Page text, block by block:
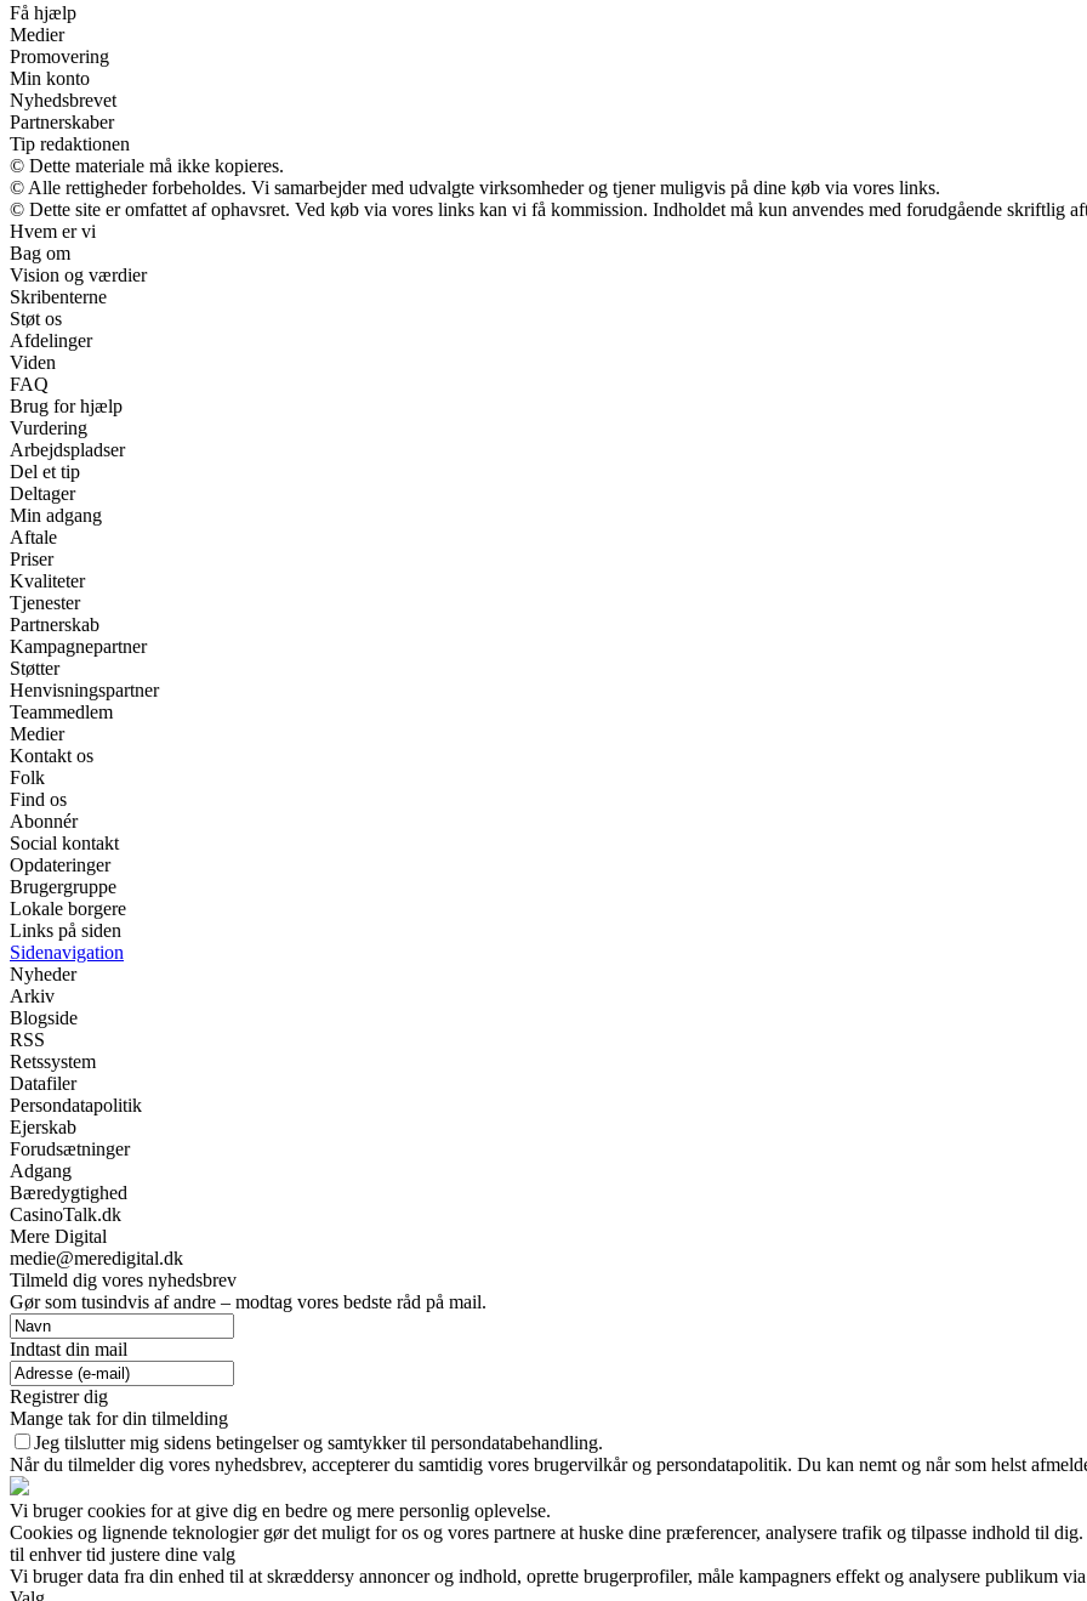
Få hjælp
Medier
Promovering
Min konto
Nyhedsbrevet
Partnerskaber
Tip redaktionen
© Dette materiale må ikke kopieres.
© Alle rettigheder forbeholdes. Vi samarbejder med udvalgte virksomheder og tjener muligvis på dine køb via vores links.
© Dette site er omfattet af ophavsret. Ved køb via vores links kan vi få kommission. Indholdet må kun anvendes med forudgående skriftlig
Hvem er vi
Bag om
Vision og værdier
Skribenterne
Støt os
Afdelinger
Viden
FAQ
Brug for hjælp
Vurdering
Arbejdspladser
Del et tip
Deltager
Min adgang
Aftale
Priser
Kvaliteter
Tjenester
Partnerskab
Kampagnepartner
Støtter
Henvisningspartner
Teammedlem
Medier
Kontakt os
Folk
Find os
Abonnér
Social kontakt
Opdateringer
Brugergruppe
Lokale borgere
Links på siden
Sidenavigation
Nyheder
Arkiv
Blogside
RSS
Retssystem
Datafiler
Persondatapolitik
Ejerskab
Forudsætninger
Adgang
Bæredygtighed
CasinoTalk.dk
Mere Digital
medie@meredigital.dk
Tilmeld dig vores nyhedsbrev
Gør som tusindvis af andre – modtag vores bedste råd på mail.
Indtast din mail
Registrer dig
Mange tak for din tilmelding
Jeg tilslutter mig sidens betingelser og samtykker til persondatabehandling.
Når du tilmelder dig vores nyhedsbrev, accepterer du samtidig vores brugervilkår og persondatapolitik. Du kan nemt og når som helst
Vi bruger cookies for at give dig en bedre og mere personlig oplevelse.
Cookies og lignende teknologier gør det muligt for os og vores partnere at huske dine præferencer, analysere trafik og tilpasse indhold til
til enhver tid justere dine valg
Vi bruger data fra din enhed til at skræddersy annoncer og indhold, oprette brugerprofiler, måle kampagners effekt og analysere publikum